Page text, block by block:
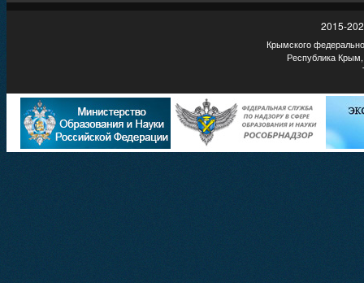
2015-
Крымского
Республика